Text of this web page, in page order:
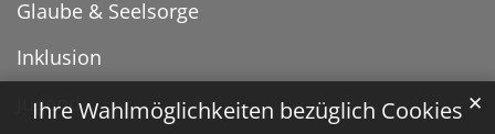
Ihre Wahlmöglichkeiten bezüglich Cookies ✕
Glaube & Seelsorge
Inklusion
Jugend